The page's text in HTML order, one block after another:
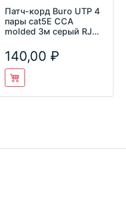
Патч-корд Buro UTP 4
пары cat5E CCA
molded 3м серый RJ-
140,00